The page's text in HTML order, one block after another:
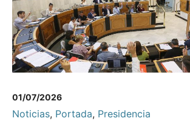
01/07/2026
Noticias, Portada, Presidencia